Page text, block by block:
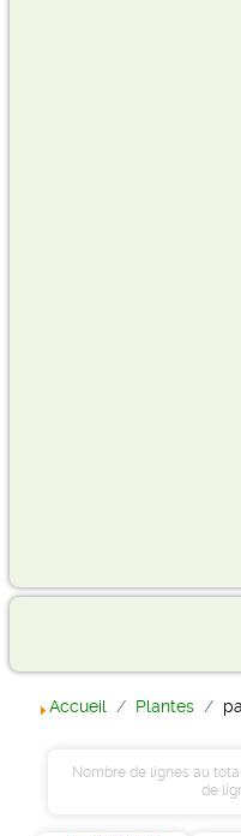
Accueil Plantes
Nombre de lignes au
de